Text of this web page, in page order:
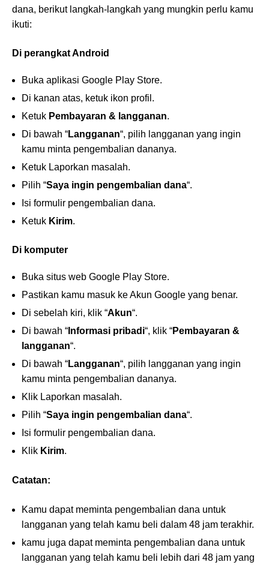
dana, berikut langkah-langkah yang mungkin perlu kamu
ikuti:
Di perangkat Android
Buka aplikasi Google Play Store.
Di kanan atas, ketuk ikon profil.
Ketuk Pembayaran & langganan.
Di bawah “Langganan“, pilih langganan yang ingin
kamu minta pengembalian dananya.
Ketuk Laporkan masalah.
Pilih “Saya ingin pengembalian dana“.
Isi formulir pengembalian dana.
Ketuk Kirim.
Di komputer
Buka situs web Google Play Store.
Pastikan kamu masuk ke Akun Google yang benar.
Di sebelah kiri, klik “Akun“.
Di bawah “ Informasi pribadi“, klik “Pembayaran &
langganan“.
Di bawah “Langganan“, pilih langganan yang ingin
kamu minta pengembalian dananya.
Klik Laporkan masalah.
Pilih “Saya ingin pengembalian dana“.
Isi formulir pengembalian dana.
Klik Kirim.
Catatan:
Kamu dapat meminta pengembalian dana untuk
langganan yang telah kamu beli dalam 48 jam terakhir.
kamu juga dapat meminta pengembalian dana untuk
langganan yang telah kamu beli lebih dari 48 jam yang